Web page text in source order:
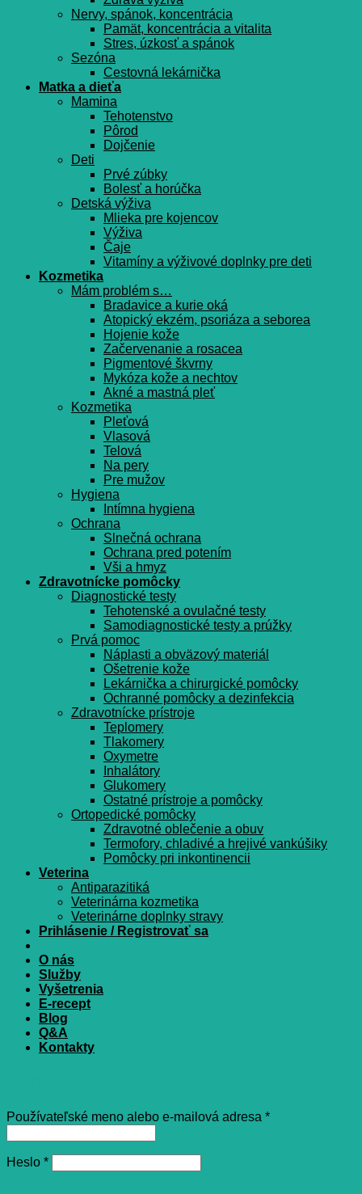
Nervy, spánok, koncentrácia
Pamät, koncentrácia a vitalita
Stres, úzkosť a spánok
Sezóna
Cestovná lekárnička
Matka a dieťa
Mamina
Tehotenstvo
Pôrod
Dojčenie
Deti
Prvé zúbky
Bolesť a horúčka
Detská výživa
Mlieka pre kojencov
Výživa
Čaje
Vitamíny a výživové doplnky pre deti
Kozmetika
Mám problém s…
Bradavice a kurie oká
Atopický ekzém, psoriáza a seborea
Hojenie kože
Začervenanie a rosacea
Pigmentové škvrny
Mykóza kože a nechtov
Akné a mastná pleť
Kozmetika
Pleťová
Vlasová
Telová
Na pery
Pre mužov
Hygiena
Intímna hygiena
Ochrana
Slnečná ochrana
Ochrana pred potením
Vši a hmyz
Zdravotnícke pomôcky
Diagnostické testy
Tehotenské a ovulačné testy
Samodiagnostické testy a prúžky
Prvá pomoc
Náplasti a obväzový materiál
Ošetrenie kože
Lekárnička a chirurgické pomôcky
Ochranné pomôcky a dezinfekcia
Zdravotnícke prístroje
Teplomery
Tlakomery
Oxymetre
Inhalátory
Glukomery
Ostatné prístroje a pomôcky
Ortopedické pomôcky
Zdravotné oblečenie a obuv
Termofory, chladivé a hrejivé vankúšiky
Pomôcky pri inkontinencii
Veterina
Antiparazitiká
Veterinárna kozmetika
Veterinárne doplnky stravy
Prihlásenie / Registrovať sa
O nás
Služby
Vyšetrenia
E-recept
Blog
Q&A
Kontakty
Používateľské meno alebo e-mailová adresa *Povinné
Heslo *Povinné